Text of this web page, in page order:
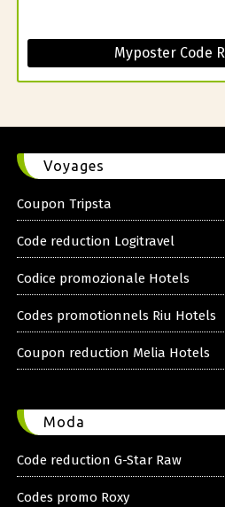
Myposter Code
Voyages
Coupon Tripsta
Code reduction Logitravel
Codice promozionale Hotels
Codes promotionnels Riu Hotels
Coupon reduction Melia Hotels
Moda
Code reduction G-Star Raw
Codes promo Roxy